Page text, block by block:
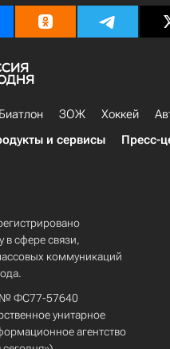
Биатлон ЗОЖ Хоккей
и сервисы Пресс-
в сфере связи,
коммуникаций
№ ФС77-57640
унитарное
агентство